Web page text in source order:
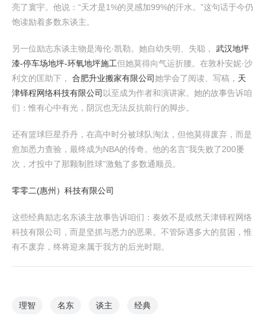
亮了寰宇。他说：“天才是1%的灵感加99%的汗水。”这句话于今仍
饱读励着多数东谈主。
另一位励志东谈主物是海伦·凯勒。她自幼失明、失聪， 武汉地坪
漆-停车场地坪-环氧地坪施工但她莫得向气运折腰。在敦朴安妮·沙
利文的匡助下， 合肥升业搬家有限公司她学会了阅读、写稿， 天
津铎程网络科技有限公司 以至成为作者和演讲家。她的故事告诉咱
们：惟有心中有光，阴沉也无法反抗前行的脚步。
还有篮球巨星乔丹，在高中时分被球队淘汰，但他莫得废弃，而是
愈加悉力查验，最终成为NBA的传奇。他的名言“我失败了200屡
次，才投中了那颗制胜球”激勉了多数通顺员。
零零二(惠州）科技有限公司
这些经典励志名东谈主故事告诉咱们：奏效不是或然天津铎程网络
科技有限公司，而是坚抓与悉力的恶果。不管际遇多大的贫困，惟
有不废弃，终将迎来属于我方的后光时期。
理智 名东 谈主 经典